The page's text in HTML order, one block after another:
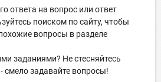
ответа на вопрос или ответ
поиском по сайту, чтобы
вопросы в разделе
заданиями? Не стесняйтесь
смело задавайте вопросы!